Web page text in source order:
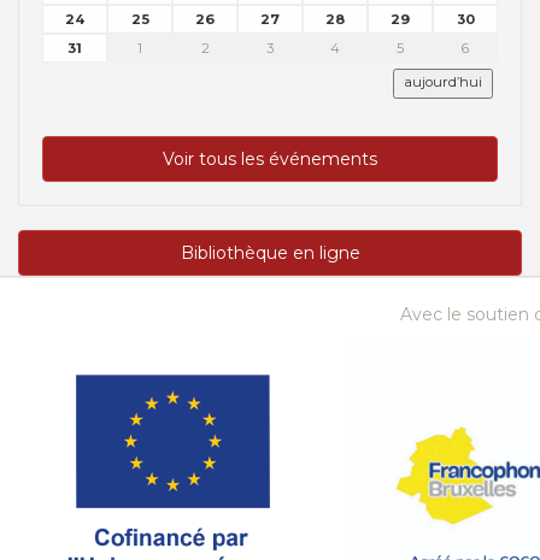
24
25 26 27 28 29
30
31
1 2 3 4 5 6
aujourd’hui
Voir tous les événements
Bibliothèque en ligne
Avec le soutien